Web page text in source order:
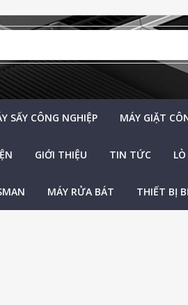
SẤY CÔNG NGHIỆP MÁY GIẶT
GIỚI THIỆU TIN TỨC
MÁY RỬA BÁT THIẾT BỊ